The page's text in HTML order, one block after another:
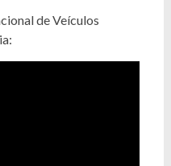
de Veículos